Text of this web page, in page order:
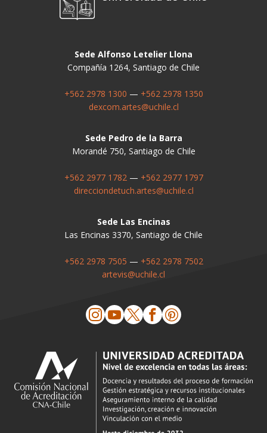
Sede Alfonso Letelier Llona
Compañía 1264, Santiago de Chile
+562 2978 1300 — +562 2978 1350
dexcom.artes@uchile.cl
Sede Pedro de la Barra
Morandé 750, Santiago de Chile
+562 2977 1782 — +562 2977 1797
direcciondetuch.artes@uchile.cl
Sede Las Encinas
Las Encinas 3370, Santiago de Chile
+562 2978 7505 — +562 2978 7502
artevis@uchile.cl